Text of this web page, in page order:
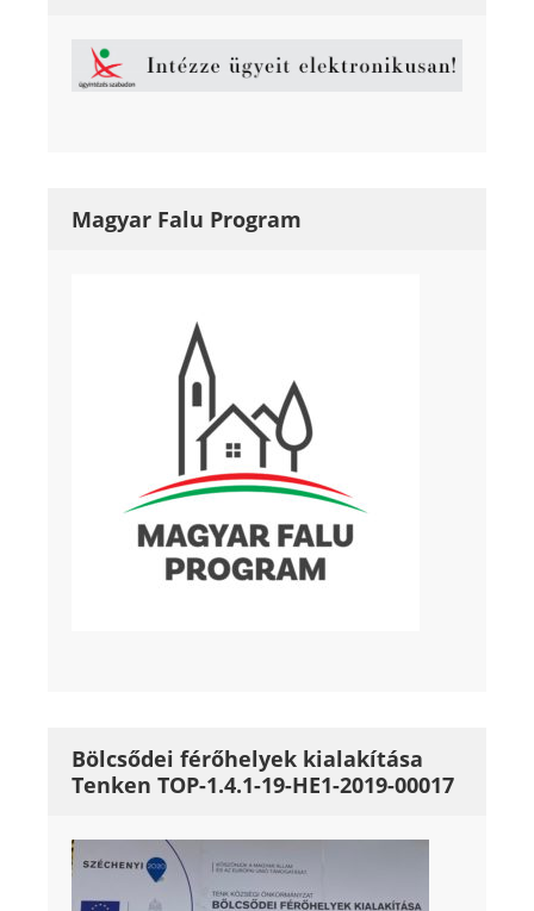
Magyar Falu Program
Bölcsődei férőhelyek kialakítása
Tenken TOP-1.4.1-19-HE1-2019-00017